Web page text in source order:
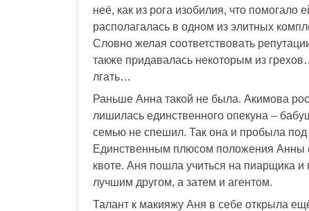
неё, как из рога изобилия, что помогало
располагалась в одном из элитных
Словно желая соответствовать
также придавалась некоторым из
лгать…
Раньше Анна такой не была. Акимова
лишилась единственного опекуна –
семью не спешил. Так она и пробыла под
Единственным плюсом положения Анны
квоте. Аня пошла учиться на пиарщика
лучшим другом, а затем и агентом.
Талант к макияжу Аня в себе открыла